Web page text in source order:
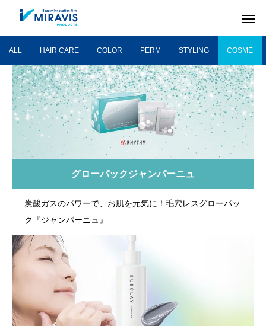
HAIR CARE
ヘアケア剤
ALL HAIR CARE COLOR PERM STYLING COSME
グローパックジャンパーニュ
炭酸ガスのパワーで、お肌を元気に！毛穴レスグローパッ
ク『ジャンパーニュ』